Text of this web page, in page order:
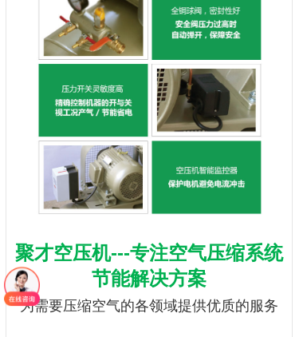
聚才空压机---专注空气压缩系统
节能解决方案
为需要压缩空气的各领域提供优质的服务